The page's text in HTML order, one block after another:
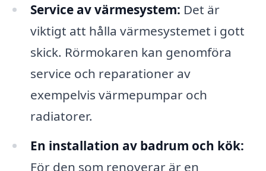
Service av värmesystem: Det är
viktigt att hålla värmesystemet i gott
skick. Rörmokaren kan genomföra
service och reparationer av
exempelvis värmepumpar och
radiatorer.
En installation av badrum och kök:
För den som renoverar är en